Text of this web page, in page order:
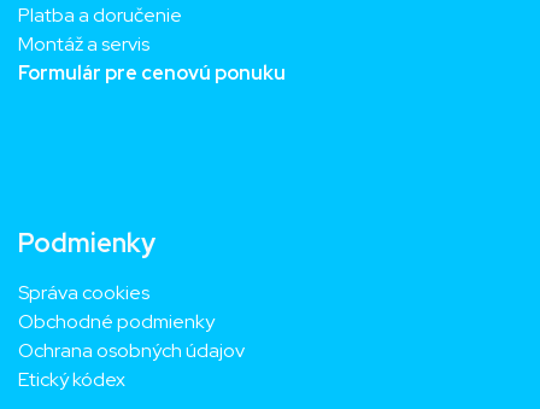
Platba a doručenie
Montáž a servis
Formulár pre cenovú ponuku
Podmienky
Správa cookies
Obchodné podmienky
Ochrana osobných údajov
Etický kódex